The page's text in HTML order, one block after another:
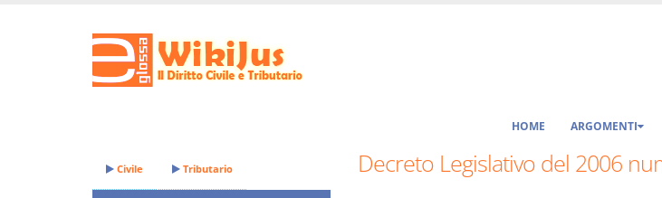
HOME ARGOMENTI
Decreto Legislativo del 2006
Civile Tributario